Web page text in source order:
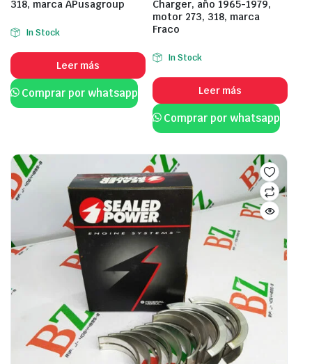
318, marca APusagroup
In Stock
Leer más
Comprar por whatsapp
Charger, año 1965-1979,
motor 273, 318, marca
Fraco
In Stock
Leer más
Comprar por whatsapp